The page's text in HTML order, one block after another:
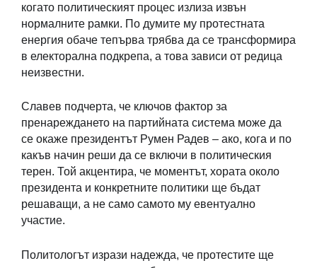
когато политическият процес излиза извън
нормалните рамки. По думите му протестната
енергия обаче тепърва трябва да се трансформира
в електорална подкрепа, а това зависи от редица
неизвестни.
Славев подчерта, че ключов фактор за
пренареждането на партийната система може да
се окаже президентът Румен Радев – ако, кога и по
какъв начин реши да се включи в политическия
терен. Той акцентира, че моментът, хората около
президента и конкретните политики ще бъдат
решаващи, а не само самото му евентуално
участие.
Политологът изрази надежда, че протестите ще